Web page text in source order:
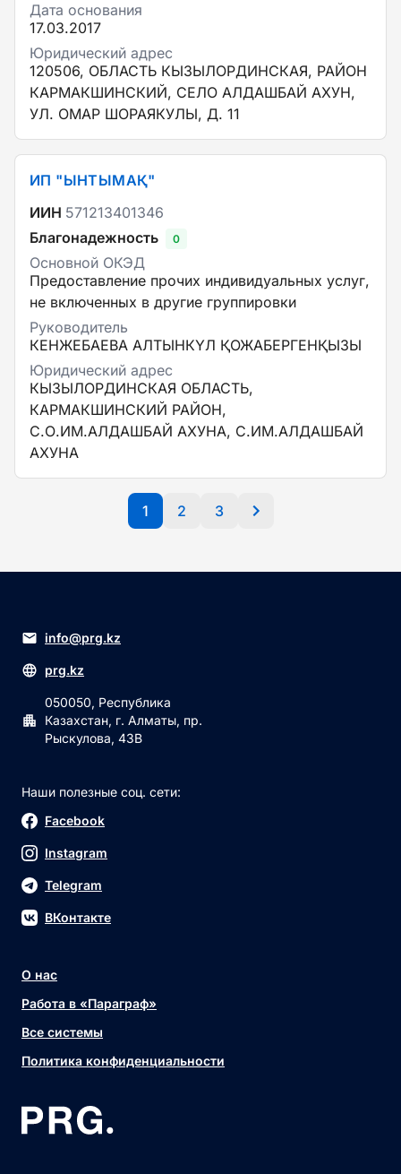
Дата основания
17.03.2017
Юридический адрес
120506, ОБЛАСТЬ КЫЗЫЛОРДИНСКАЯ, РАЙОН
КАРМАКШИНСКИЙ, СЕЛО АЛДАШБАЙ АХУН,
УЛ. ОМАР ШОРАЯКУЛЫ, Д. 11
ИП "ЫНТЫМАҚ"
ИИН 571213401346
Благонадежность
0
Основной ОКЭД
Предоставление прочих индивидуальных услуг,
не включенных в другие группировки
Руководитель
КЕНЖЕБАЕВА АЛТЫНКҮЛ ҚОЖАБЕРГЕНҚЫЗЫ
Юридический адрес
КЫЗЫЛОРДИНСКАЯ ОБЛАСТЬ,
КАРМАКШИНСКИЙ РАЙОН,
С.О.ИМ.АЛДАШБАЙ АХУНА, С.ИМ.АЛДАШБАЙ
АХУНА
1 2 3
info@prg.kz
prg.kz
050050, Республика
Казахстан, г. Алматы, пр.
Рыскулова, 43В
Наши полезные соц. сети:
Facebook
Instagram
Telegram
ВКонтакте
О нас
Работа в «Параграф»
Все системы
Политика конфиденциальности